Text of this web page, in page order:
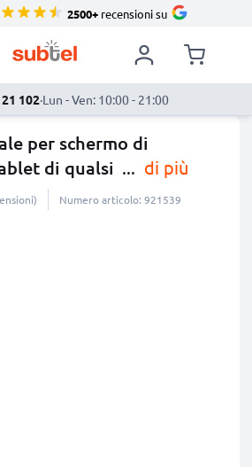
2500+recensioni su
102·Lun - Ven: 10:00 - 21:00
per schermo di
di qualsi ... di più
Numero articolo: 921539